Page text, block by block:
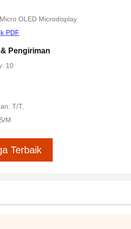
OLED Microdisplay
PDF
Pengiriman
10
T/T,
M
Terbaik